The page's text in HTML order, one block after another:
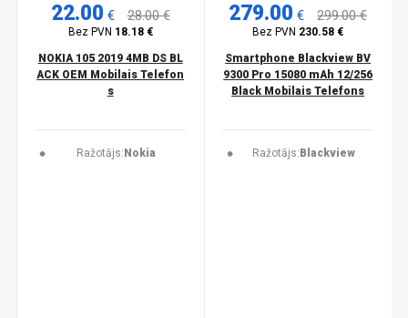
22.00 € 28.00 €
Bez PVN 18.18 €
NOKIA 105 2019 4MB DS BL
ACK OEM Mobilais Telefon
s
Ražotājs: Nokia
279.00 € 299.00 €
Bez PVN 230.58 €
Smartphone Blackview BV
9300 Pro 15080 mAh 12/256
Black Mobilais Telefons
Ražotājs: Blackview